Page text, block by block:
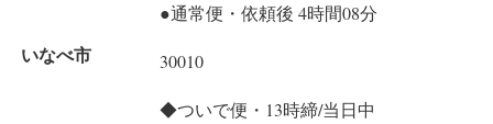
いなべ市
●通常便・依頼後 4時間08分
30010
◆ついで便・13時締/当日中